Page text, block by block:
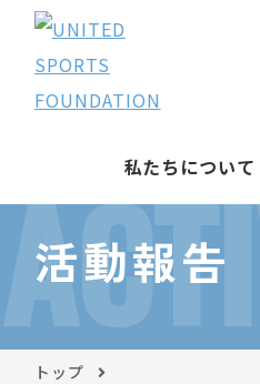
私たちについて
活動報告
トップ